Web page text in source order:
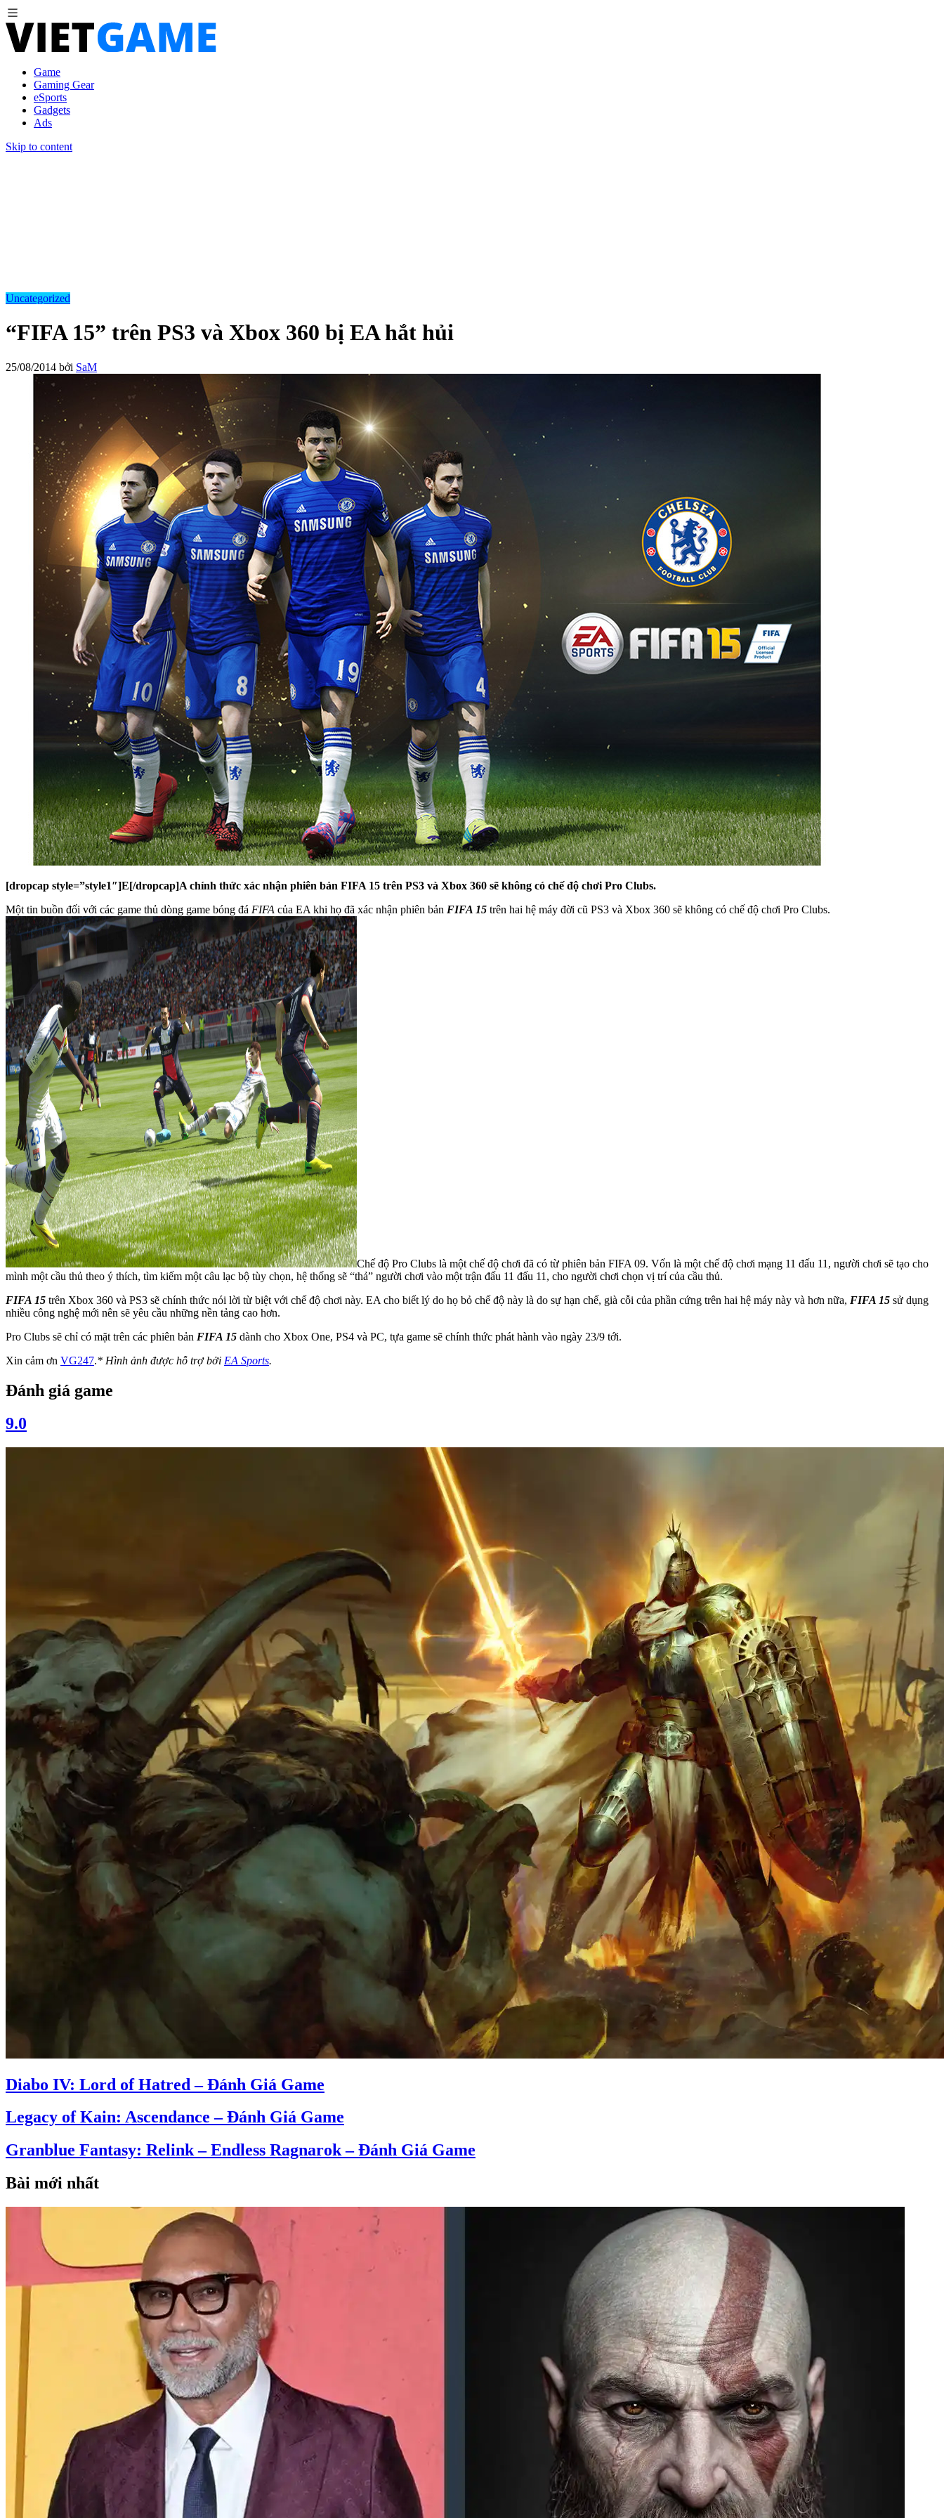
Game
Gaming Gear
eSports
Gadgets
Ads
Skip to content
Uncategorized
“FIFA 15” trên PS3 và Xbox 360 bị EA hắt hủi
25/08/2014 bởi SaM
[dropcap style=”style1″]E[/dropcap]A chính thức xác nhận phiên bản FIFA 15 trên PS3 và Xbox 360 sẽ không có chế độ chơi Pro Clubs.
Một tin buồn đối với các game thủ dòng game bóng đá FIFA của EA khi họ đã xác nhận phiên bản FIFA 15 trên hai hệ máy đời cũ PS3 và Xbox 360 sẽ không có chế độ chơi Pro Clubs.
Chế độ Pro Clubs là một chế độ chơi đã có từ phiên bản FIFA 09. Vốn là một chế độ chơi mạng 11 đấu 11, người chơi sẽ tạo cho
mình một cầu thủ theo ý thích, tìm kiếm một câu lạc bộ tùy chọn, hệ thống sẽ “thả” người chơi vào một trận đấu 11 đấu 11, cho người chơi chọn vị trí của cầu thủ.
FIFA 15 trên Xbox 360 và PS3 sẽ chính thức nói lời từ biệt với chế độ chơi này. EA cho biết lý do họ bỏ chế độ này là do sự hạn chế, già cỗi của phần cứng trên hai hệ máy này và hơn nữa, FIFA 15 sử dụng
nhiều công nghệ mới nên sẽ yêu cầu những nền tảng cao hơn.
Pro Clubs sẽ chỉ có mặt trên các phiên bản FIFA 15 dành cho Xbox One, PS4 và PC, tựa game sẽ chính thức phát hành vào ngày 23/9 tới.
Xin cảm ơn VG247.* Hình ảnh được hỗ trợ bởi EA Sports.
Đánh giá game
9.0
Diabo IV: Lord of Hatred – Đánh Giá Game
Legacy of Kain: Ascendance – Đánh Giá Game
Granblue Fantasy: Relink – Endless Ragnarok – Đánh Giá Game
Bài mới nhất